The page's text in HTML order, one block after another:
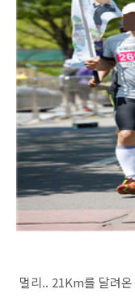
멀리.. 21Km를 달려